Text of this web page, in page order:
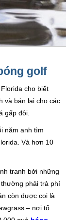
golf
cho biết
và bán lại cho các
gấp đôi.
năm anh tìm
Và hơn 10
tranh bởi những
phải trả phí
còn được coi là
– nơi tổ